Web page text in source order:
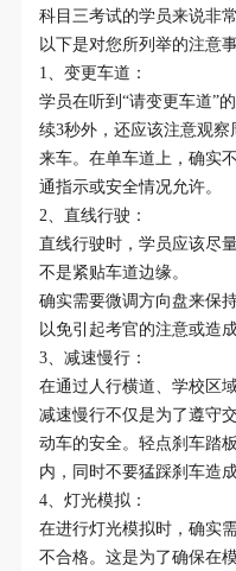
科目三考试的学员来说非常
以下是对您所列举的注意
1、变更车道：
学员在听到“请变更车道”
续3秒外，还应该注意观
来车。在单车道上，确实
通指示或安全情况允许。
2、直线行驶：
直线行驶时，学员应该尽
不是紧贴车道边缘。
确实需要微调方向盘来保
以免引起考官的注意或造
3、减速慢行：
在通过人行横道、学校区
减速慢行不仅是为了遵守
动车的安全。轻点刹车踏
内，同时不要猛踩刹车造
4、灯光模拟：
在进行灯光模拟时，确实
不合格。这是为了确保在